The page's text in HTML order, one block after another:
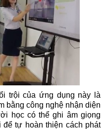
trội của ứng dụng này là
bằng công nghệ nhận diện
học có thể ghi âm giọng
tự hoàn thiện cách phát